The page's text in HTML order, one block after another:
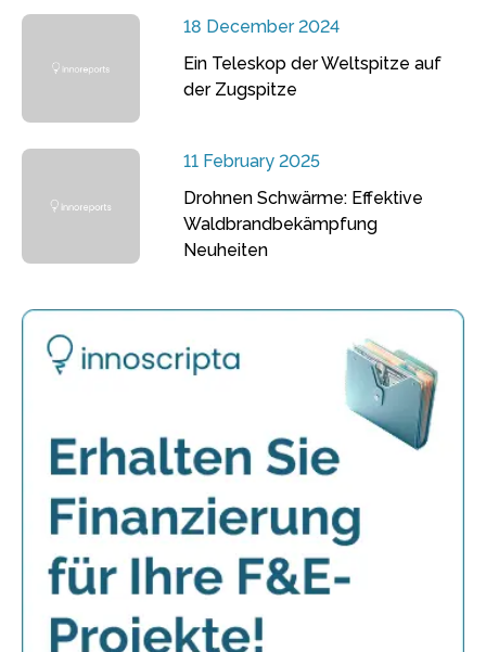
18 December 2024
Ein Teleskop der Weltspitze auf
der Zugspitze
11 February 2025
Drohnen Schwärme: Effektive
Waldbrandbekämpfung
Neuheiten